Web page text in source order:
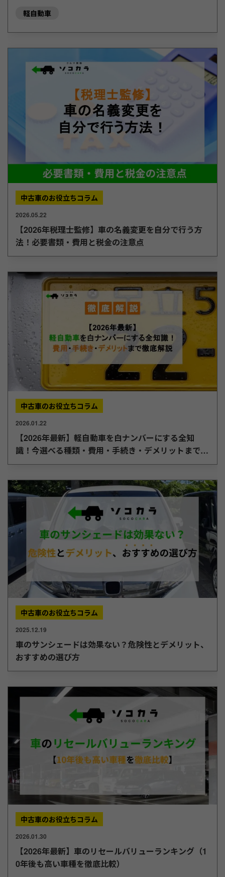
軽自動車
中古車のお役立ちコラム
2026.05.22
【2026年税理士監修】車の名義変更を自分で行う方
法！必要書類・費用と税金の注意点
中古車のお役立ちコラム
2026.01.22
【2026年最新】軽自動車を白ナンバーにする全知
識！今選べる種類・費用・手続き・デメリットまで徹
底解説
中古車のお役立ちコラム
2025.12.19
車のサンシェードは効果ない？危険性とデメリット、
おすすめの選び方
中古車のお役立ちコラム
2026.01.30
【2026年最新】車のリセールバリューランキング（1
0年後も高い車種を徹底比較）